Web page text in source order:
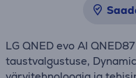
LG QNED evo AI
taustvalgustuse,